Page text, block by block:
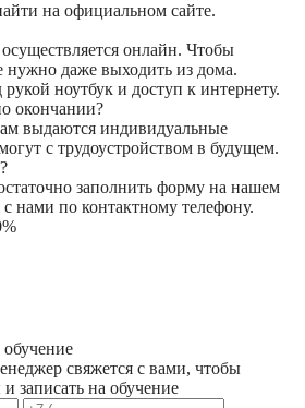
на официальном сайте.
онлайн. Чтобы
нужно даже выходить из дома.
ноутбук и доступ к интернету.
окончании?
выдаются индивидуальные
с трудоустройством в будущем.
заполнить форму на нашем
с нами по контактному телефону.
свяжется с вами, чтобы
записать на обучение